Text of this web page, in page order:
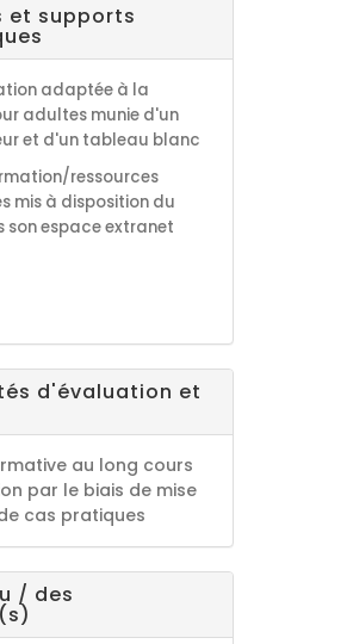
et supports
adaptée à la
adultes munie d'un
et d'un tableau blanc
ressources
mis à disposition du
son espace extranet
d'évaluation et
au long cours
par le biais de mise
cas pratiques
/ des